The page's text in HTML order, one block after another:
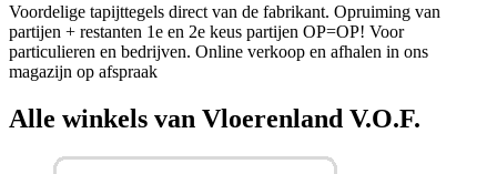
Voordelige tapijttegels direct van de fabrikant. Opruiming van
partijen + restanten 1e en 2e keus partijen OP=OP! Voor
particulieren en bedrijven. Online verkoop en afhalen in ons
magazijn op afspraak
Alle winkels van Vloerenland V.O.F.